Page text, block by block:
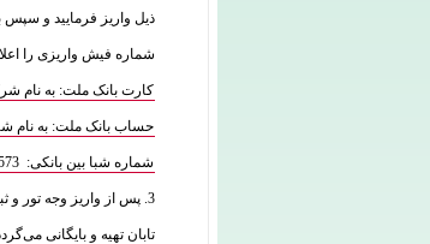
شماره فیش واریزی را
کارت بانک ملت: به نام شرکت
حساب بانک ملت: به نام شرکت
شماره شبا بین بانکی: IR180120020000001786111573
3. پس از واریز وجه تور
تابان تهیه و بایگانی